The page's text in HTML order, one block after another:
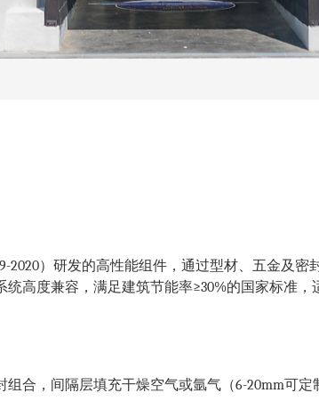
2020）研发的高性能组件，通过型材、五金及
高度兼容，满足建筑节能率≥30%的国家标准，
组合，间隔层填充干燥空气或氩气（6-20mm可定